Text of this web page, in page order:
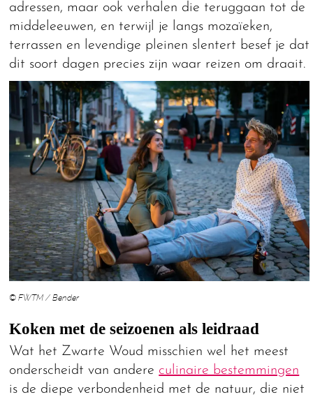
adressen, maar ook verhalen die teruggaan tot de
middeleeuwen, en terwijl je langs mozaïeken,
terrassen en levendige pleinen slentert besef je dat
dit soort dagen precies zijn waar reizen om draait.
© FWTM / Bender
Koken met de seizoenen als leidraad
Wat het Zwarte Woud misschien wel het meest
onderscheidt van andere culinaire bestemmingen
is de diepe verbondenheid met de natuur, die niet